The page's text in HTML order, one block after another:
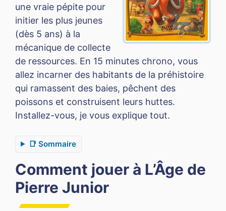
une vraie pépite pour
initier les plus jeunes
(dès 5 ans) à la
mécanique de collecte
de ressources. En 15 minutes chrono, vous
allez incarner des habitants de la préhistoire
qui ramassent des baies, pêchent des
poissons et construisent leurs huttes.
Installez-vous, je vous explique tout.
📑 Sommaire
Comment jouer à L’Âge de
Pierre Junior